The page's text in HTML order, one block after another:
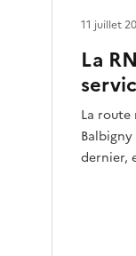
La
La route
dernier,
11 juillet